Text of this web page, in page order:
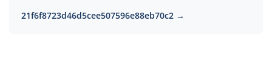
21f6f8723d46d5cee507596e88eb70c2 →